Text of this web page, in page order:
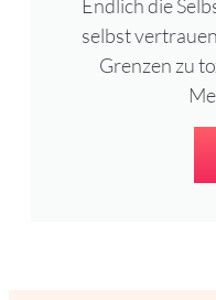
Endlich die
selbst
Grenzen zu